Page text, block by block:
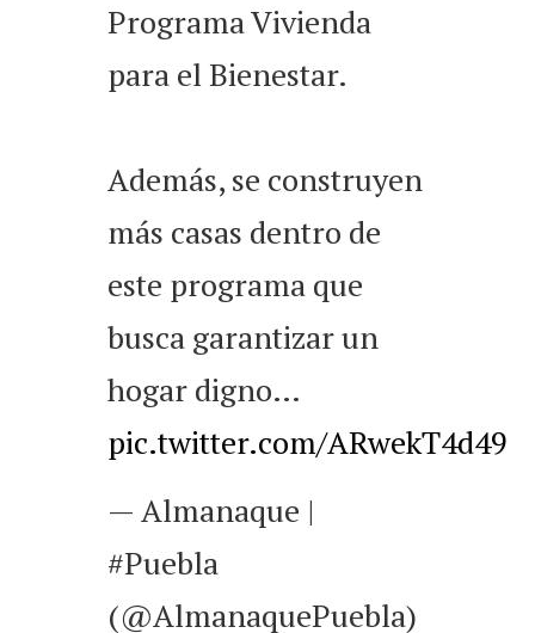
Programa Vivienda
para el Bienestar.
Además, se construyen
más casas dentro de
este programa que
busca garantizar un
hogar digno…
pic.twitter.com/ARwekT4d49
— Almanaque |
#Puebla
(@AlmanaquePuebla)